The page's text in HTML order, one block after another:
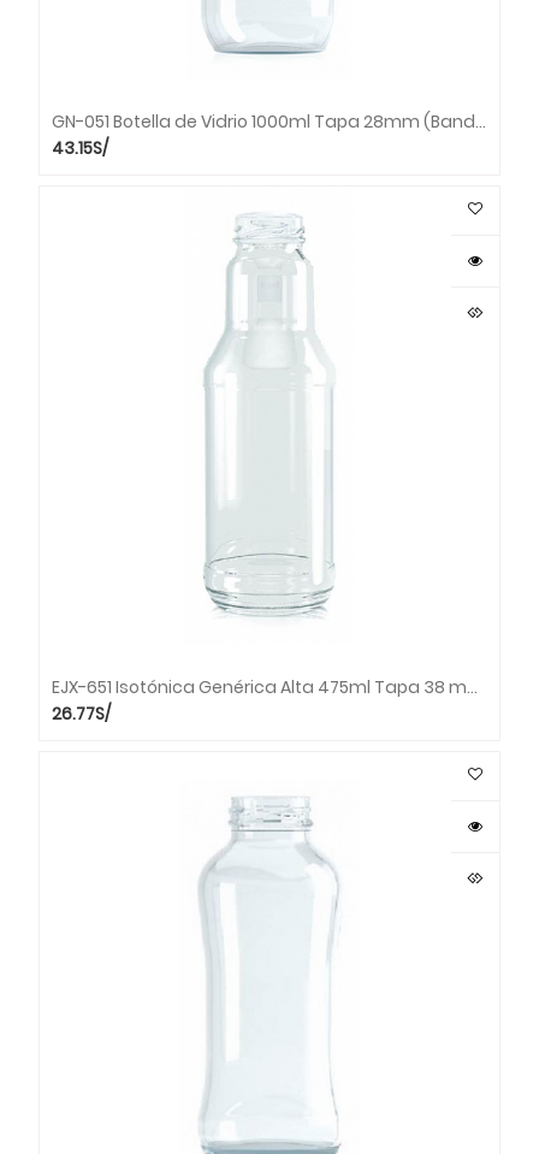
GN-051 Botella de Vidrio 1000ml Tapa 28mm (Bandeja x 23 unds.)
S/
43.15
EJX-651 Isotónica Genérica Alta 475ml Tapa 38 mm (Bandeja x 36 unds.)
S/
26.77